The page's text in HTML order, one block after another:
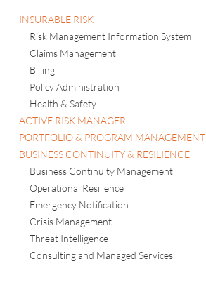
INSURABLE RISK
Risk Management Information System
Claims Management
Billing
Policy Administration
Health & Safety
ACTIVE RISK MANAGER
PORTFOLIO & PROGRAM MANAGEMENT
BUSINESS CONTINUITY & RESILIENCE
Business Continuity Management
Operational Resilience
Emergency Notification
Crisis Management
Threat Intelligence
Consulting and Managed Services